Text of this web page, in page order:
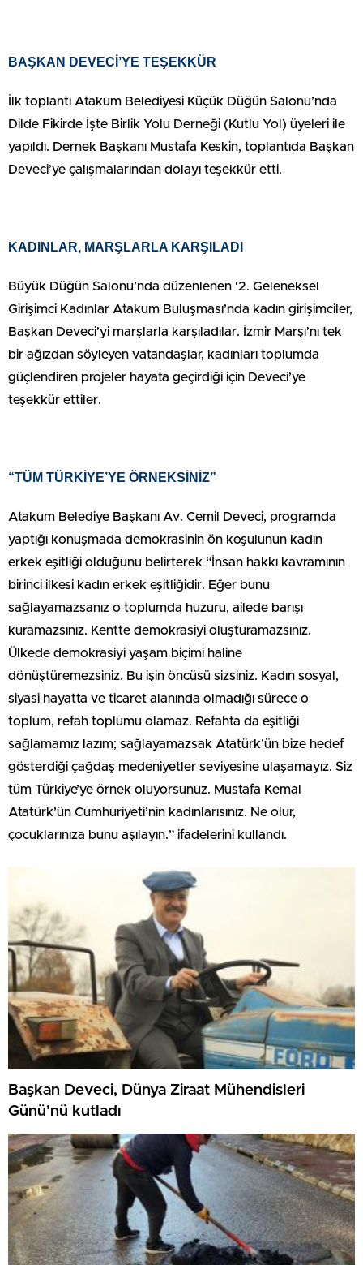
BAŞKAN DEVECİ’YE TEŞEKKÜR
İlk toplantı Atakum Belediyesi Küçük Düğün Salonu’nda
Dilde Fikirde İşte Birlik Yolu Derneği (Kutlu Yol) üyeleri ile
yapıldı. Dernek Başkanı Mustafa Keskin, toplantıda Başkan
Deveci’ye çalışmalarından dolayı teşekkür etti.
KADINLAR, MARŞLARLA KARŞILADI
Büyük Düğün Salonu’nda düzenlenen ‘2. Geleneksel
Girişimci Kadınlar Atakum Buluşması’nda kadın girişimciler,
Başkan Deveci’yi marşlarla karşıladılar. İzmir Marşı’nı tek
bir ağızdan söyleyen vatandaşlar, kadınları toplumda
güçlendiren projeler hayata geçirdiği için Deveci’ye
teşekkür ettiler.
“TÜM TÜRKİYE’YE ÖRNEKSİNİZ”
Atakum Belediye Başkanı Av. Cemil Deveci, programda
yaptığı konuşmada demokrasinin ön koşulunun kadın
erkek eşitliği olduğunu belirterek “İnsan hakkı kavramının
birinci ilkesi kadın erkek eşitliğidir. Eğer bunu
sağlayamazsanız o toplumda huzuru, ailede barışı
kuramazsınız. Kentte demokrasiyi oluşturamazsınız.
Ülkede demokrasiyi yaşam biçimi haline
dönüştüremezsiniz. Bu işin öncüsü sizsiniz. Kadın sosyal,
siyasi hayatta ve ticaret alanında olmadığı sürece o
toplum, refah toplumu olamaz. Refahta da eşitliği
sağlamamız lazım; sağlayamazsak Atatürk’ün bize hedef
gösterdiği çağdaş medeniyetler seviyesine ulaşamayız. Siz
tüm Türkiye’ye örnek oluyorsunuz. Mustafa Kemal
Atatürk’ün Cumhuriyeti’nin kadınlarısınız. Ne olur,
çocuklarınıza bunu aşılayın.” ifadelerini kullandı.
Başkan Deveci, Dünya Ziraat Mühendisleri
Günü’nü kutladı